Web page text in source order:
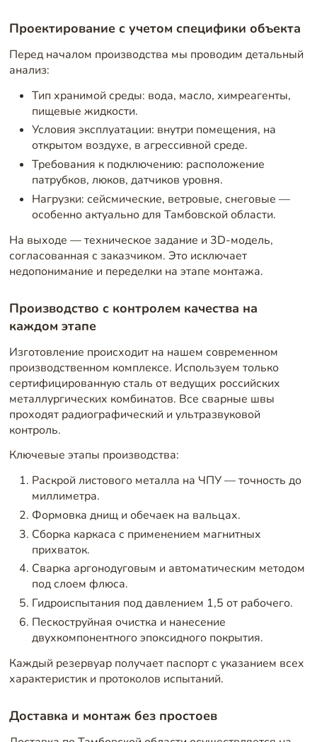
Проектирование с учетом специфики объекта
Перед началом производства мы проводим детальный
анализ:
Тип хранимой среды: вода, масло, химреагенты,
пищевые жидкости.
Условия эксплуатации: внутри помещения, на
открытом воздухе, в агрессивной среде.
Требования к подключению: расположение
патрубков, люков, датчиков уровня.
Нагрузки: сейсмические, ветровые, снеговые —
особенно актуально для Тамбовской области.
На выходе — техническое задание и 3D-модель,
согласованная с заказчиком. Это исключает
недопонимание и переделки на этапе монтажа.
Производство с контролем качества на
каждом этапе
Изготовление происходит на нашем современном
производственном комплексе. Используем только
сертифицированную сталь от ведущих российских
металлургических комбинатов. Все сварные швы
проходят радиографический и ультразвуковой
контроль.
Ключевые этапы производства:
Раскрой листового металла на ЧПУ — точность до
миллиметра.
Формовка днищ и обечаек на вальцах.
Сборка каркаса с применением магнитных
прихваток.
Сварка аргонодуговым и автоматическим методом
под слоем флюса.
Гидроиспытания под давлением 1,5 от рабочего.
Пескоструйная очистка и нанесение
двухкомпонентного эпоксидного покрытия.
Каждый резервуар получает паспорт с указанием всех
характеристик и протоколов испытаний.
Доставка и монтаж без простоев